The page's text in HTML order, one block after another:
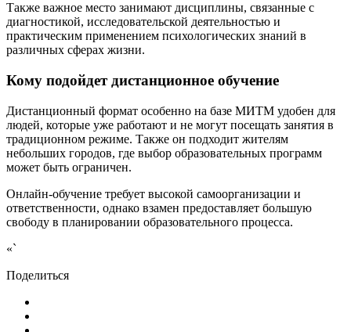
Также важное место занимают дисциплины, связанные с
диагностикой, исследовательской деятельностью и
практическим применением психологических знаний в
различных сферах жизни.
Кому подойдет дистанционное обучение
Дистанционный формат особенно на базе МИТМ удобен для
людей, которые уже работают и не могут посещать занятия в
традиционном режиме. Также он подходит жителям
небольших городов, где выбор образовательных программ
может быть ограничен.
Онлайн-обучение требует высокой самоорганизации и
ответственности, однако взамен предоставляет большую
свободу в планировании образовательного процесса.
«`
Поделиться